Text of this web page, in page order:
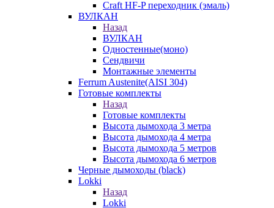
Craft HF-P переходник (эмаль)
ВУЛКАН
Назад
ВУЛКАН
Одностенные(моно)
Сендвичи
Монтажные элементы
Ferrum Austenite(AISI 304)
Готовые комплекты
Назад
Готовые комплекты
Высота дымохода 3 метра
Высота дымохода 4 метра
Высота дымохода 5 метров
Высота дымохода 6 метров
Черные дымоходы (black)
Lokki
Назад
Lokki